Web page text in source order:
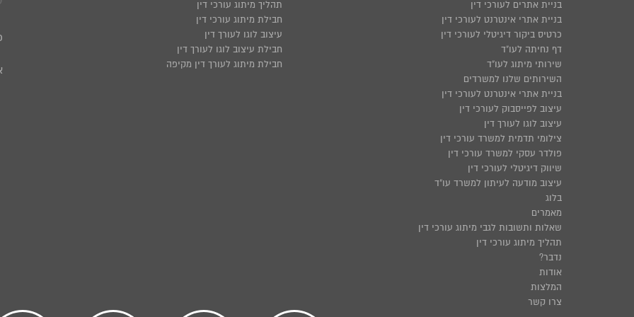
בניית אתרים לעורכי דין
בניית אתרי אינטרנט לעורכי דין
כרטיס ביקור דיגיטלי לעורכי דין
דף נחיתה לעו"ד
שירותי מיתוג לעו"ד
השירותים שלנו למשרדים
בניית אתרי אינטרנט לעורכי דין
עיצוב לפייסבוק לעורכי דין
עיצוב לוגו לעורך דין
צילומי תדמית למשרד עורכי דין
פולדר עסקי למשרד עורכי דין
שיווק דיגיטלי לעורכי דין
עיצוב מודעה לעיתון למשרד עו"ד
בלוג
מאמרים
שאלות ותשובות לגבי מיתוג עורכי דין
תהליך מיתוג עורכי דין
נדבר?
אודות
המלצות
צרו קשר
תהליך מיתוג עורכי דין
חבילת מיתוג עורכי דין
עיצוב לוגו לעורך דין
חבילת עיצוב לוגו לעורך דין
חבילת מיתוג לעורך דין מקיפה